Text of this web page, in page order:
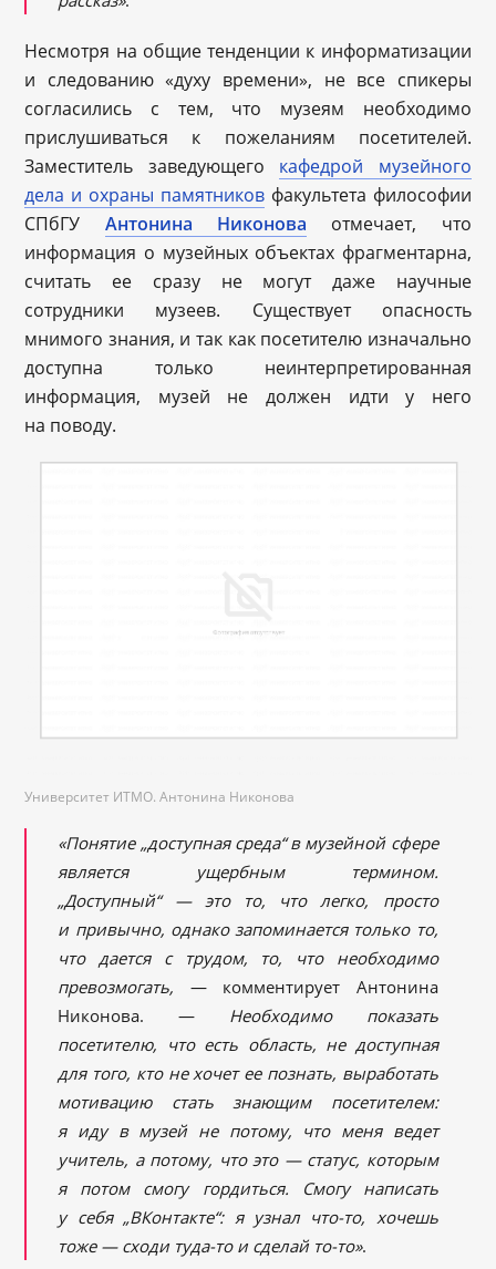
Несмотря на общие тенденции к информатизации
и следованию «духу времени», не все спикеры
согласились с тем, что музеям необходимо
прислушиваться к пожеланиям посетителей.
Заместитель заведующего кафедрой музейного
дела и охраны памятниковфакультета философии
СПбГУ Антонина Никонова отмечает, что
информация о музейных объектах фрагментарна,
считать ее сразу не могут даже научные
сотрудники музеев. Существует опасность
мнимого знания, и так как посетителю изначально
доступна только неинтерпретированная
информация, музей не должен идти у него
на поводу.
Университет ИТМО. Антонина Никонова
«Понятие „доступная среда“ в музейной сфере
является ущербным термином.
„Доступный“ — это то, что легко, просто
и привычно, однако запоминается только то,
что дается с трудом, то, что необходимо
превозмогать, — комментирует Антонина
Никонова. — Необходимо показать
посетителю, что есть область, не доступная
для того, кто не хочет ее познать, выработать
мотивацию стать знающим посетителем:
я иду в музей не потому, что меня ведет
учитель, а потому, что это — статус, которым
я потом смогу гордиться. Смогу написать
у себя „ВКонтакте“: я узнал что-то, хочешь
тоже — сходи туда-то и сделай то-то».